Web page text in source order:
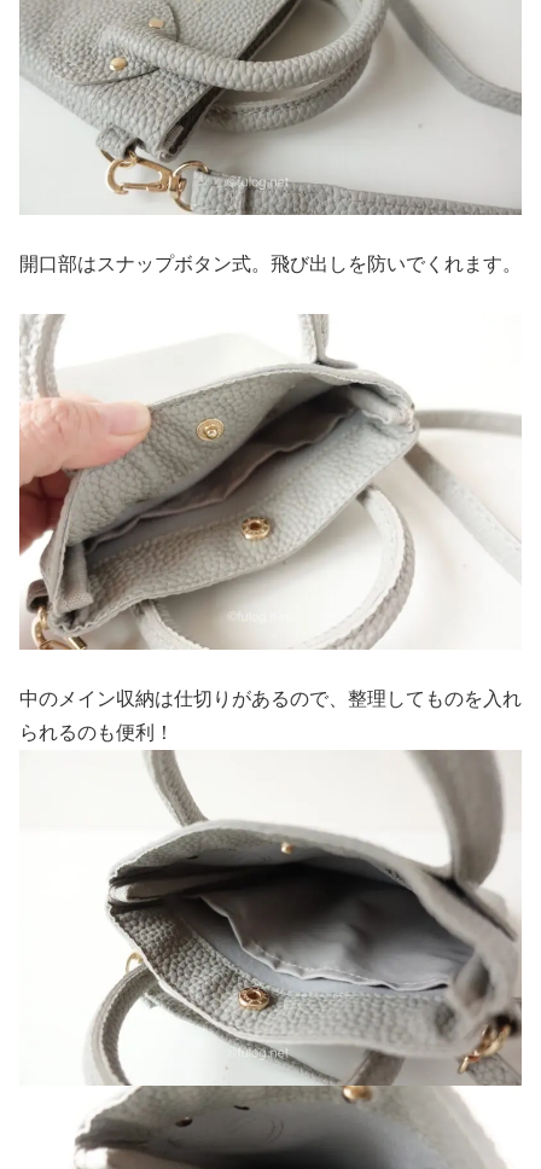
開口部はスナップボタン式。飛び出しを防いでくれます。
中のメイン収納は仕切りがあるので、整理してものを入れ
られるのも便利！